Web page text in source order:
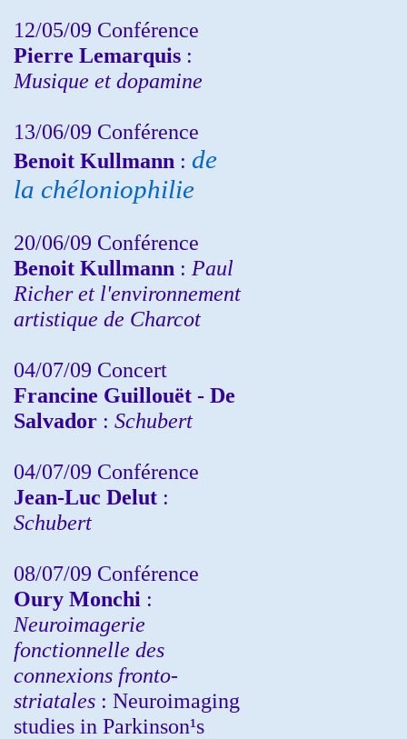
12/05/09 Conférence
Pierre Lemarquis :
Musique et dopamine
13/06/09 Conférence
Benoit Kullmann : de
la chéloniophilie
20/06/09 Conférence
Benoit Kullmann : Paul
Richer et l'environnement
artistique de Charcot
04/07/09 Concert
Francine Guillouët - De
Salvador : Schubert
04/07/09 Conférence
Jean-Luc Delut :
Schubert
08/07/09 Conférence
Oury Monchi :
Neuroimagerie
fonctionnelle des
connexions fronto-
striatales : Neuroimaging
studies in Parkinson¹s